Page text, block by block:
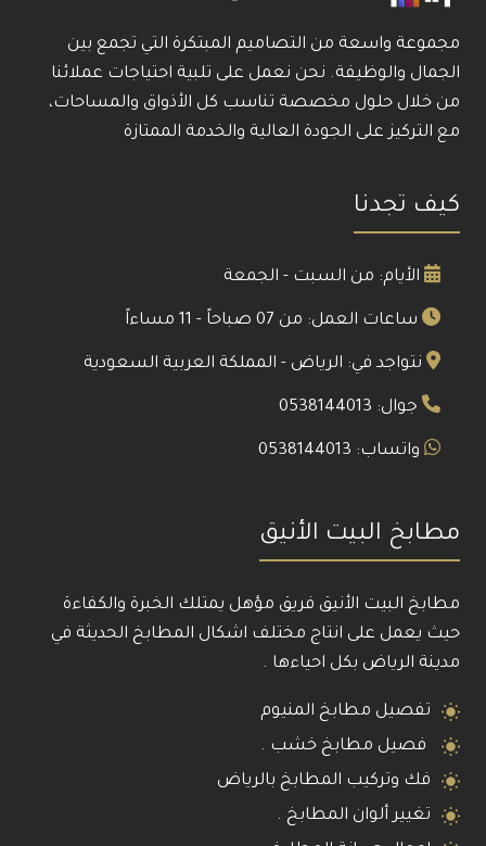
مجموعة واسعة من التصاميم المبتكرة التي تجمع بين
الجمال والوظيفة. نحن نعمل على تلبية احتياجات عملائنا
من خلال حلول مخصصة تناسب كل الأذواق والمساحات،
مع التركيز على الجودة العالية والخدمة الممتازة
كيف تجدنا
الأيام: من السبت - الجمعة
ساعات العمل: من 07 صباحاً - 11 مساءاً
نتواجد في: الرياض - المملكة العربية السعودية
جوال: 0538144013
واتساب: 0538144013
مطابخ البيت الأنيق
مطابخ البيت الأنيق فريق مؤهل يمتلك الخبرة والكفاءة
حيث يعمل على انتاج مختلف اشكال المطابخ الحديثة في
مدينة الرياض بكل احياءها .
تفصيل مطابخ المنيوم
فصيل مطابخ خشب .
فك وتركيب المطابخ بالرياض
تغيير ألوان المطابخ .